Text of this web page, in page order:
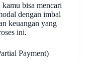
bisa mencari
dengan imbal
keuangan yang
ini.
Payment)